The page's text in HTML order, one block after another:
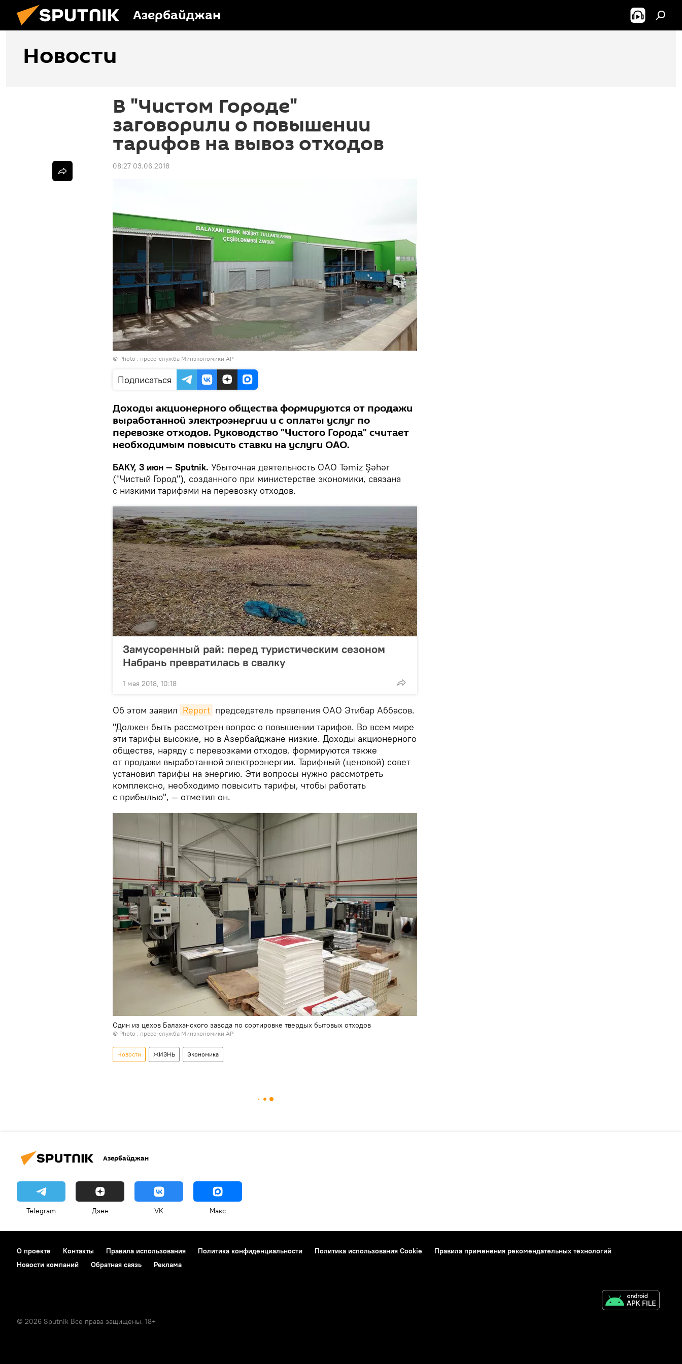
Азербайджан
Новости
В "Чистом Городе"
заговорили о повышении
тарифов на вывоз отходов
08:27 03.06.2018
© Photo : пресс-служба Минэкономики АР
Подписаться
Доходы акционерного общества формируются от продажи
выработанной электроэнергии и с оплаты услуг по
перевозке отходов. Руководство "Чистого Города" считает
необходимым повысить ставки на услуги ОАО.
БАКУ, 3 июн — Sputnik. Убыточная деятельность ОАО Təmiz Şəhər
("Чистый Город"), созданного при министерстве экономики, связана
с низкими тарифами на перевозку отходов.
Замусоренный рай: перед туристическим сезоном
Набрань превратилась в свалку
1 мая 2018, 10:18
Об этом заявил Report председатель правления ОАО Этибар Аббасов.
"Должен быть рассмотрен вопрос о повышении тарифов. Во всем мире
эти тарифы высокие, но в Азербайджане низкие. Доходы акционерного
общества, наряду с перевозками отходов, формируются также
от продажи выработанной электроэнергии. Тарифный (ценовой) совет
установил тарифы на энергию. Эти вопросы нужно рассмотреть
комплексно, необходимо повысить тарифы, чтобы работать
с прибылью", — отметил он.
Один из цехов Балаханского завода по сортировке твердых бытовых отходов
© Photo : пресс-служба Минэкономики АР
Новости ЖИЗНЬ Экономика
Азербайджан
Telegram Дзен VK Макс
О проекте Контакты Правила использования Политика конфиденциальности Политика использования Cookie
Правила применения рекомендательных технологий
Новости компаний
Обратная связь Реклама
© 2026 Sputnik Все права защищены. 18+